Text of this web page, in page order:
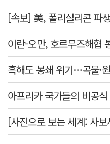
흑해도 봉쇄 위기…곡물·
아프리카 국가들의 비공